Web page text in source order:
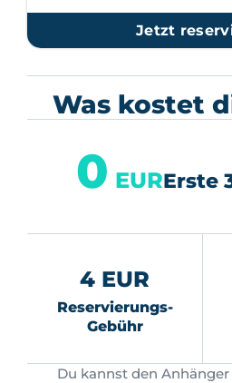
Jetzt
Was kostet
4 EUR
Reservierungs-
Gebühr
0 EURErste
Du kannst den Anhänger